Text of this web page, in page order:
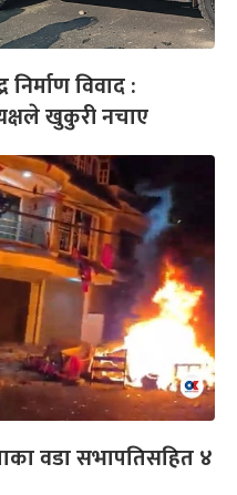
विवाद :
खुकुरी नचाए
वडा सभापतिसहित ४